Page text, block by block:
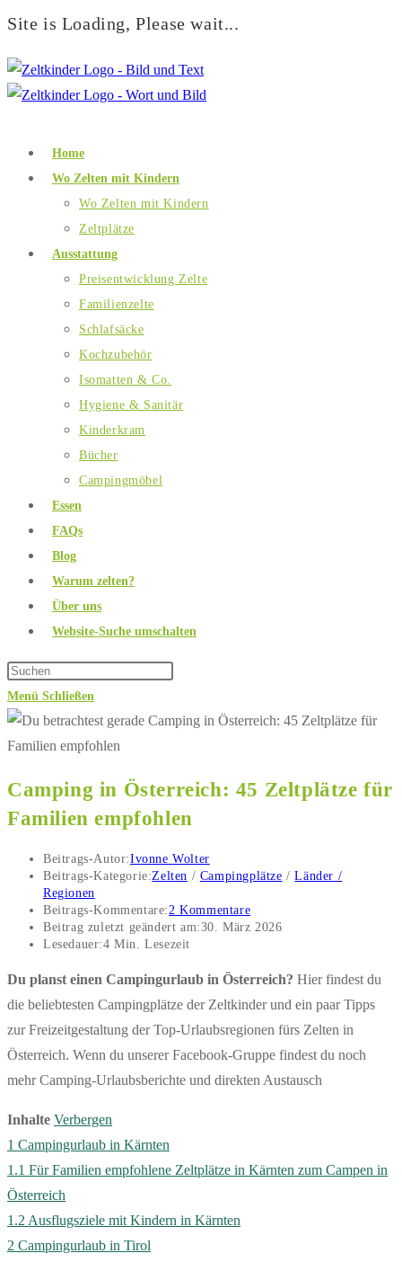
Site is Loading, Please wait...
Home
Wo Zelten mit Kindern
Wo Zelten mit Kindern
Zeltplätze
Ausstattung
Preisentwicklung Zelte
Familienzelte
Schlafsäcke
Kochzubehör
Isomatten & Co.
Hygiene & Sanitär
Kinderkram
Bücher
Campingmöbel
Essen
FAQs
Blog
Warum zelten?
Über uns
Website-Suche umschalten
Menü Schließen
Camping in Österreich: 45 Zeltplätze für
Familien empfohlen
Beitrags-Autor:Ivonne Wolter
Beitrags-Kategorie:Zelten / Campingplätze / Länder /
Regionen
Beitrags-Kommentare:2 Kommentare
Beitrag zuletzt geändert am:30. März 2026
Lesedauer:4 Min. Lesezeit
Du planst einen Campingurlaub in Österreich? Hier findest du
die beliebtesten Campingplätze der Zeltkinder und ein paar Tipps
zur Freizeitgestaltung der Top-Urlaubsregionen fürs Zelten in
Österreich. Wenn du unserer Facebook-Gruppe findest du noch
mehr Camping-Urlaubsberichte und direkten Austausch
Inhalte Verbergen
1 Campingurlaub in Kärnten
1.1 Für Familien empfohlene Zeltplätze in Kärnten zum Campen in
Österreich
1.2 Ausflugsziele mit Kindern in Kärnten
2 Campingurlaub in Tirol